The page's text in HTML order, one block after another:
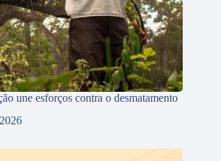
une esforços contra o desmatamento